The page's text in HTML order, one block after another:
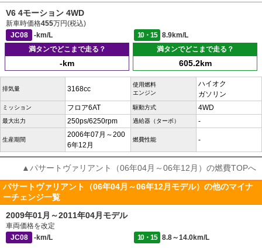
V6 4モーション 4WD
新車時価格455万円(税込)
JC08
-km/L 10・15
8.9km/L
満タンでどこまで走る？
-km
満タンでどこまで走る？
605.2km
排気量 3168cc
使用燃料
エンジン
ハイオク
ガソリン
ミッション フロア6AT 駆動方式 4WD
最大出力 250ps/6250rpm 過給器（ターボ） -
生産期間
2006年07月～200
6年12月
燃費性能 -
▲パサートヴァリアント（06年04月～06年12月）の燃費TOPへ
パサートヴァリアント（06年04月～06年12月モデル）の他のマイナ
ーチェンジ一覧
2009年01月～2011年04月モデル
車両価格を改定
JC08
-km/L 10・15 8.8～14.0km/L